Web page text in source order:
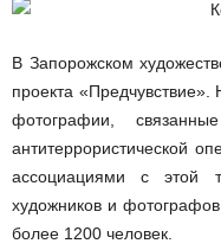
В Запорожском
проекта
фотографии,
антитеррористической
ассоциациями с этой
художников и
более 1200 человек.